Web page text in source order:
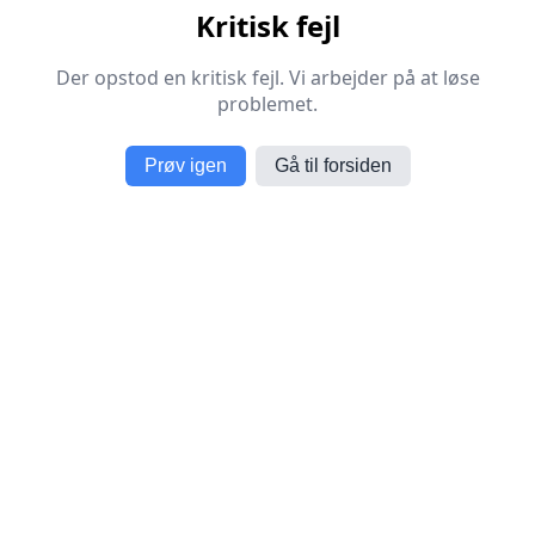
Kritisk fejl
Der opstod en kritisk fejl. Vi arbejder på at løse
problemet.
Prøv igen Gå til forsiden